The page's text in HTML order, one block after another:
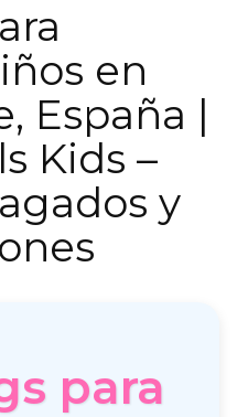
en
España |
Kids –
y
para